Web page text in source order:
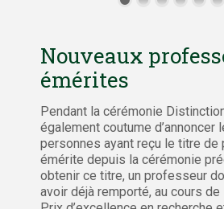
Nouveaux
émérites
Pendant la cérémonie
également coutume d’annoncer
personnes ayant reçu le titre
émérite depuis la cérémonie
obtenir ce titre, un professeur
avoir déjà remporté, au cours de